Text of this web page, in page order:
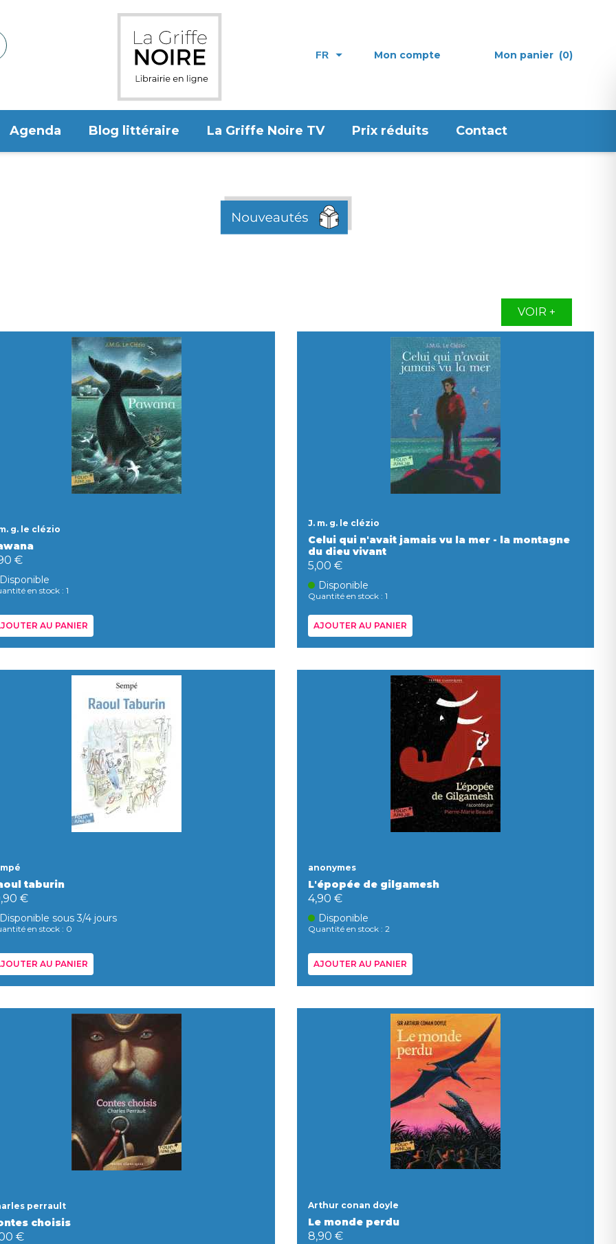
FR Mon compte Mon panier (0)
Agenda Blog littéraire La Griffe Noire TV Prix réduits Contact
VOIR +
g. le clézio
€
Disponible
en stock : 1
AU PANIER
J. m. g. le clézio
Celui qui n'avait jamais vu la mer - la montagne
du dieu vivant
5,00 €
Disponible
Quantité en stock : 1
AJOUTER AU PANIER
taburin
€
Disponible sous 3/4 jours
en stock : 0
AU PANIER
anonymes
L'épopée de gilgamesh
4,90 €
Disponible
Quantité en stock : 2
AJOUTER AU PANIER
perrault
choisis
€
Arthur conan doyle
Le monde perdu
8,90 €